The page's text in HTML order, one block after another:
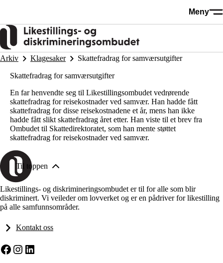
Meny
Arkiv Klagesaker Skattefradrag for samværsutgifter
Skattefradrag for samværsutgifter
En far henvendte seg til Likestillingsombudet vedrørende
skattefradrag for reisekostnader ved samvær. Han hadde fått
skattefradrag for disse reisekostnadene et år, mens han ikke
hadde fått slikt skattefradrag året etter. Han viste til et brev fra
Ombudet til Skattedirektoratet, som han mente støttet
skattefradrag for reisekostnader ved samvær.
Til toppen
Likestillings- og diskrimineringsombudet er til for alle som blir
diskriminert. Vi veileder om lovverket og er en pådriver for likestilling
på alle samfunnsområder.
Kontakt oss
Facebook
Instagram
LinkedIn